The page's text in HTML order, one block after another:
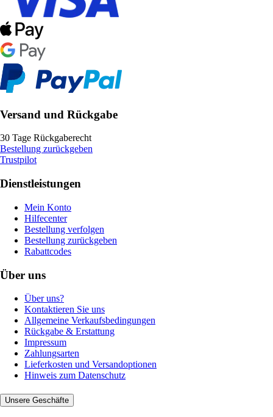
Versand und Rückgabe
30 Tage Rückgaberecht
Bestellung zurückgeben
Trustpilot
Dienstleistungen
Mein Konto
Hilfecenter
Bestellung verfolgen
Bestellung zurückgeben
Rabattcodes
Über uns
Über uns?
Kontaktieren Sie uns
Allgemeine Verkaufsbedingungen
Rückgabe & Erstattung
Impressum
Zahlungsarten
Lieferkosten und Versandoptionen
Hinweis zum Datenschutz
Unsere Geschäfte